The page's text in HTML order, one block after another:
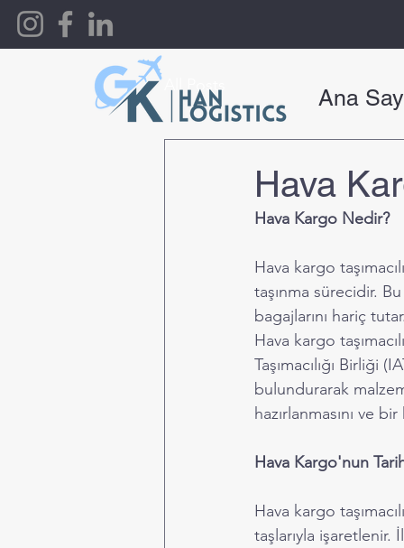
Ana
All Posts
Hava
Hava Kargo Nedir?
Hava kargo
taşınma sürecidir.
bagajlarını hariç
Hava kargo
Taşımacılığı Birliği
bulundurarak
hazırlanmasını ve
Hava Kargo'nun
Hava kargo
taşlarıyla